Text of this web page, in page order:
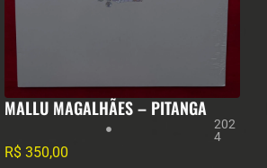
MALLU MAGALHÃES – PITANGA
202
4
R$ 350,00